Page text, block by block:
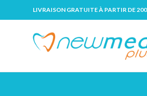
LIVRAISON GRATUITE À PARTIR DE